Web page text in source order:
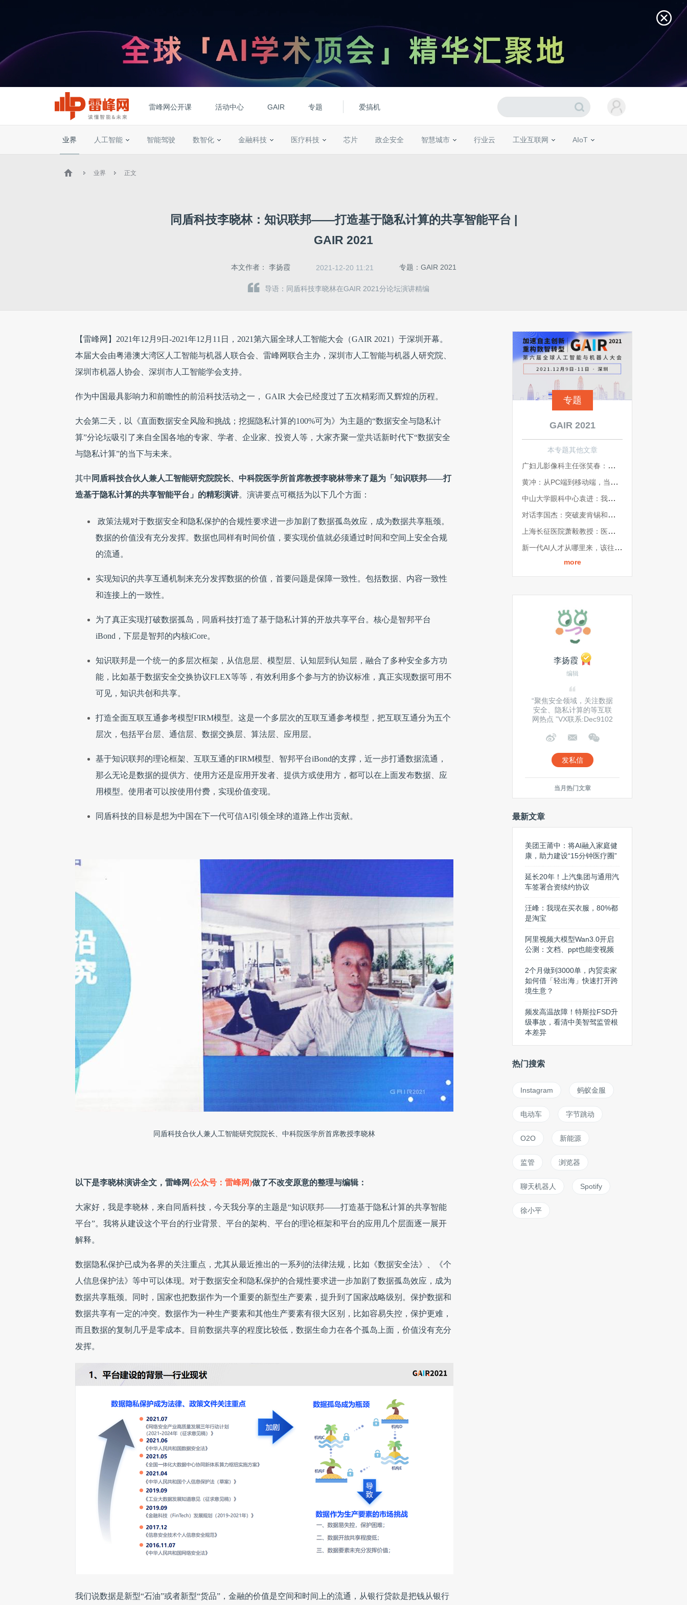
雷峰网公开课 活动中心 GAIR 专题 爱搞机
业界 人工智能 智能驾驶 数智化 金融科技 医疗科技 芯片 政企安全 智慧城市 行业云 工业互联网 AIoT
业界 正文
同盾科技李晓林：知识联邦——打造基于隐私计算的共享智能平台 |
GAIR 2021
本文作者： 李扬霞 2021-12-20 11:21 专题：GAIR 2021
导语：同盾科技李晓林在GAIR 2021分论坛演讲精编
【雷峰网】2021年12月9日-2021年12月11日，2021第六届全球人工智能大会（GAIR 2021）于深圳开幕。
本届大会由粤港澳大湾区人工智能与机器人联合会、雷峰网联合主办，深圳市人工智能与机器人研究院、
深圳市机器人协会、深圳市人工智能学会支持。
作为中国最具影响力和前瞻性的前沿科技活动之一， GAIR 大会已经度过了五次精彩而又辉煌的历程。
大会第二天，以《直面数据安全风险和挑战；挖掘隐私计算的100%可为》为主题的“数据安全与隐私计
算”分论坛吸引了来自全国各地的专家、学者、企业家、投资人等，大家齐聚一堂共话新时代下“数据安全
与隐私计算”的当下与未来。
其中 同盾科技合伙人兼人工智能研究院院长、中科院医学所首席教授李晓林带来了题为「知识联邦——打
造基于隐私计算的共享智能平台」的精彩演讲。演讲要点可概括为以下几个方面：
政策法规对于数据安全和隐私保护的合规性要求进一步加剧了数据孤岛效应，成为数据共享瓶颈。
数据的价值没有充分发挥。数据也同样有时间价值，要实现价值就必须通过时间和空间上安全合规
的流通。
实现知识的共享互通机制来充分发挥数据的价值，首要问题是保障一致性。包括数据、内容一致性
和连接上的一致性。
为了真正实现打破数据孤岛，同盾科技打造了基于隐私计算的开放共享平台。核心是智邦平台
iBond，下层是智邦的内核iCore。
知识联邦是一个统一的多层次框架，从信息层、模型层、认知层到认知层，融合了多种安全多方功
能，比如基于数据安全交换协议FLEX等等，有效利用多个参与方的协议标准，真正实现数据可用不
可见，知识共创和共享。
打造全面互联互通参考模型FIRM模型。这是一个多层次的互联互通参考模型，把互联互通分为五个
层次，包括平台层、通信层、数据交换层、算法层、应用层。
基于知识联邦的理论框架、互联互通的FIRM模型、智邦平台iBond的支撑，近一步打通数据流通，
那么无论是数据的提供方、使用方还是应用开发者、提供方或使用方，都可以在上面发布数据、应
用模型。使用者可以按使用付费，实现价值变现。
同盾科技的目标是想为中国在下一代可信AI引领全球的道路上作出贡献。
同盾科技合伙人兼人工智能研究院院长、中科院医学所首席教授李晓林
以下是李晓林演讲全文，雷峰网(公众号：雷峰网)做了不改变原意的整理与编辑：
大家好，我是李晓林，来自同盾科技，今天我分享的主题是“知识联邦——打造基于隐私计算的共享智能
平台”。我将从建设这个平台的行业背景、平台的架构、平台的理论框架和平台的应用几个层面逐一展开
解释。
数据隐私保护已成为各界的关注重点，尤其从最近推出的一系列的法律法规，比如《数据安全法》、《个
人信息保护法》等中可以体现。对于数据安全和隐私保护的合规性要求进一步加剧了数据孤岛效应，成为
数据共享瓶颈。同时，国家也把数据作为一个重要的新型生产要素，提升到了国家战略级别。保护数据和
数据共享有一定的冲突。数据作为一种生产要素和其他生产要素有很大区别，比如容易失控，保护更难，
而且数据的复制几乎是零成本。目前数据共享的程度比较低，数据生命力在各个孤岛上面，价值没有充分
发挥。
我们说数据是新型“石油”或者新型“货品”，金融的价值是空间和时间上的流通，从银行贷款是把钱从银行
专题
GAIR 2021
本专题其他文章
广妇儿影像科主任张笑春：「方舱医疗」，或是解决医疗困局的一剂良药 | GAIR 2021
黄冲：从PC端到移动端，当下服装产业如何依托互联网破局？| GAIR 2021
中山大学眼科中心袁进：我国AI算法仍存在短板，未来要打造「智能眼科」| GAIR 2021
对话李国杰：突破麦肯锡和图灵的框框，人工智能要解决大问题丨GAIR 2021
上海长征医院萧毅教授：医学影像AI不会一帆风顺，企业要学会「用时间换空间」| GAIR 2021
新一代AI人才从哪里来，该往哪里去？| GAIR 2021院长论坛
more
李扬霞
编辑
“聚焦安全领域，关注数据
安全、隐私计算的等互联
网热点 ”VX联系:Dec9102
发私信
当月热门文章
最新文章
美团王莆中：将AI融入家庭健
康，助力建设“15分钟医疗圈”
延长20年！上汽集团与通用汽
车签署合资续约协议
汪峰：我现在买衣服，80%都
是淘宝
阿里视频大模型Wan3.0开启
公测：文档、ppt也能变视频
2个月做到3000单，内贸卖家
如何借「轻出海」快速打开跨
境生意？
频发高温故障！特斯拉FSD升
级事故，看清中美智驾监管根
本差异
热门搜索
Instagram 蚂蚁金服
电动车 字节跳动
O2O 新能源
监管 浏览器
聊天机器人 Spotify
徐小平